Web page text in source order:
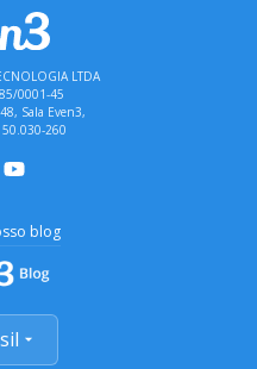
LTDA
0001-45
Sala Even3,
50.030-260
blog